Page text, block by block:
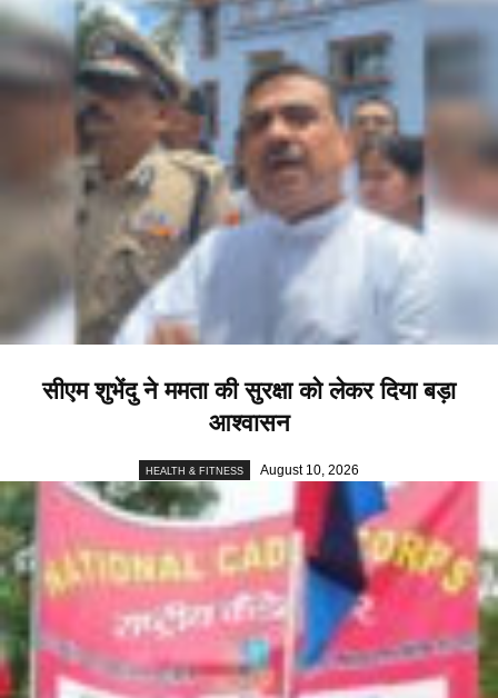
सीएम शुभेंदु ने ममता की सुरक्षा को लेकर दिया बड़ा
आश्वासन
HEALTH & FITNESS August 10, 2026